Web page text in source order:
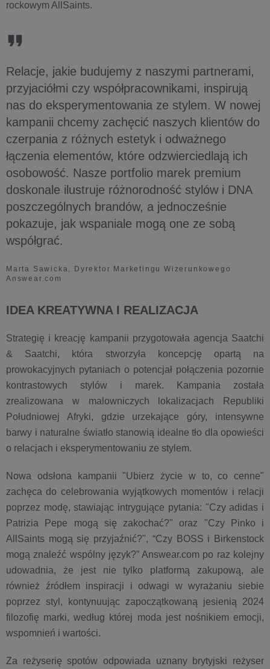
rockowym AllSaints.
Relacje, jakie budujemy z naszymi partnerami,
przyjaciółmi czy współpracownikami, inspirują
nas do eksperymentowania ze stylem. W nowej
kampanii chcemy zachęcić naszych klientów do
czerpania z różnych estetyk i odważnego
łączenia elementów, które odzwierciedlają ich
osobowość. Nasze portfolio marek premium
doskonale ilustruje różnorodność stylów i DNA
poszczególnych brandów, a jednocześnie
pokazuje, jak wspaniale mogą one ze sobą
współgrać.
Marta Sawicka, Dyrektor Marketingu Wizerunkowego
Answear.com
IDEA KREATYWNA I REALIZACJA
Strategię i kreację kampanii przygotowała agencja Saatchi
& Saatchi, która stworzyła koncepcję opartą na
prowokacyjnych pytaniach o potencjał połączenia pozornie
kontrastowych stylów i marek. Kampania została
zrealizowana w malowniczych lokalizacjach Republiki
Południowej Afryki, gdzie urzekające góry, intensywne
barwy i naturalne światło stanowią idealne tło dla opowieści
o relacjach i eksperymentowaniu ze stylem.
Nowa odsłona kampanii "Ubierz życie w to, co cenne"
zachęca do celebrowania wyjątkowych momentów i relacji
poprzez modę, stawiając intrygujące pytania: "Czy adidas i
Patrizia Pepe mogą się zakochać?" oraz "Czy Pinko i
AllSaints mogą się przyjaźnić?", “Czy BOSS i Birkenstock
mogą znaleźć wspólny język?” Answear.com po raz kolejny
udowadnia, że jest nie tylko platformą zakupową, ale
również źródłem inspiracji i odwagi w wyrażaniu siebie
poprzez styl, kontynuując zapoczątkowaną jesienią 2024
filozofię marki, według której moda jest nośnikiem emocji,
wspomnień i wartości.
Za reżyserię spotów odpowiada uznany brytyjski reżyser